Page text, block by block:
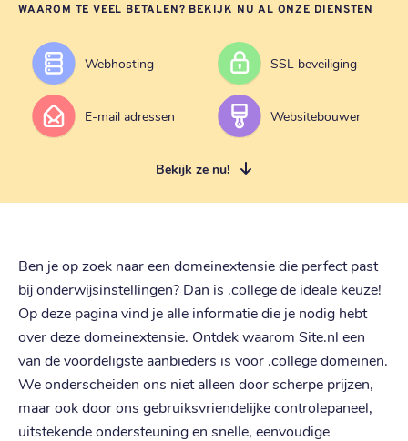
WAAROM TE VEEL BETALEN? BEKIJK NU AL ONZE DIENSTEN
Webhosting SSL beveiliging
E-mail adressen Websitebouwer
Bekijk ze nu!
Ben je op zoek naar een domeinextensie die perfect past
bij onderwijsinstellingen? Dan is .college de ideale keuze!
Op deze pagina vind je alle informatie die je nodig hebt
over deze domeinextensie. Ontdek waarom Site.nl een
van de voordeligste aanbieders is voor .college domeinen.
We onderscheiden ons niet alleen door scherpe prijzen,
maar ook door ons gebruiksvriendelijke controlepaneel,
uitstekende ondersteuning en snelle, eenvoudige